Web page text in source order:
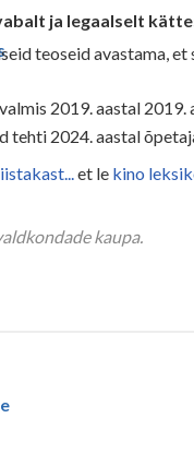
ja legaalselt
teoseid avastama,
2019. aastal
2024. aastal
et le kino
kaupa.